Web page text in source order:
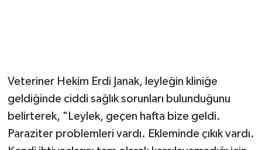
Veteriner Hekim Erdi Janak, leyleğin kliniğe
geldiğinde ciddi sağlık sorunları bulunduğunu
belirterek, "Leylek, geçen hafta bize geldi.
Paraziter problemleri vardı. Ekleminde çıkık vardı.